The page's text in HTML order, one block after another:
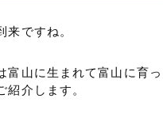
ですね。
富山に生まれて富山に育っ
介します。